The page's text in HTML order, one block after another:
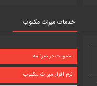
خدمات میراث مکتوب
عضویت در خبرنامه
نرم افزار میراث مکتوب